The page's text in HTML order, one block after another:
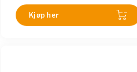
Kjøp her